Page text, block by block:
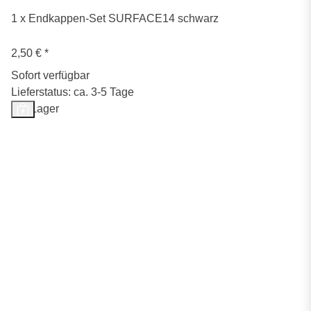
1 x Endkappen-Set SURFACE14 schwarz
2,50 € *
Sofort verfügbar
Lieferstatus: ca. 3-5 Tage
Auf Lager